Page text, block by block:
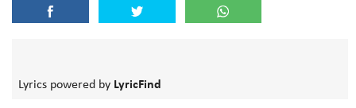
Lyrics powered by LyricFind